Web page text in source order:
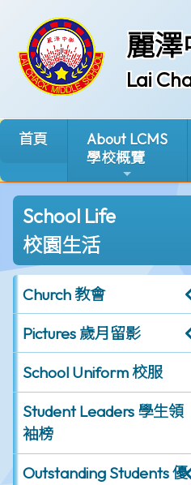
麗澤
Lai
首頁
About LCMS
學校概覽
School Life
校園生活
Church 教會
Pictures 歲月留影
School Uniform 校服
Student Leaders 學生領
袖榜
Outstanding Students 優